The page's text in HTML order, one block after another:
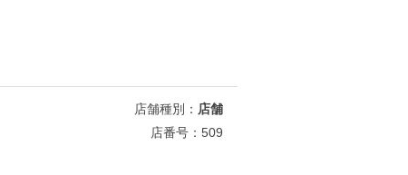
店舗種別： 店舗
店番号：509